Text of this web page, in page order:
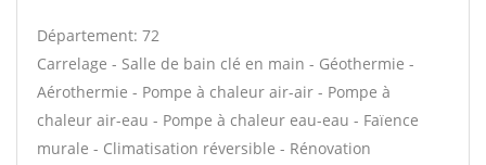
Département: 72
Carrelage - Salle de bain clé en main - Géothermie -
Aérothermie - Pompe à chaleur air-air - Pompe à
chaleur air-eau - Pompe à chaleur eau-eau - Faïence
murale - Climatisation réversible - Rénovation